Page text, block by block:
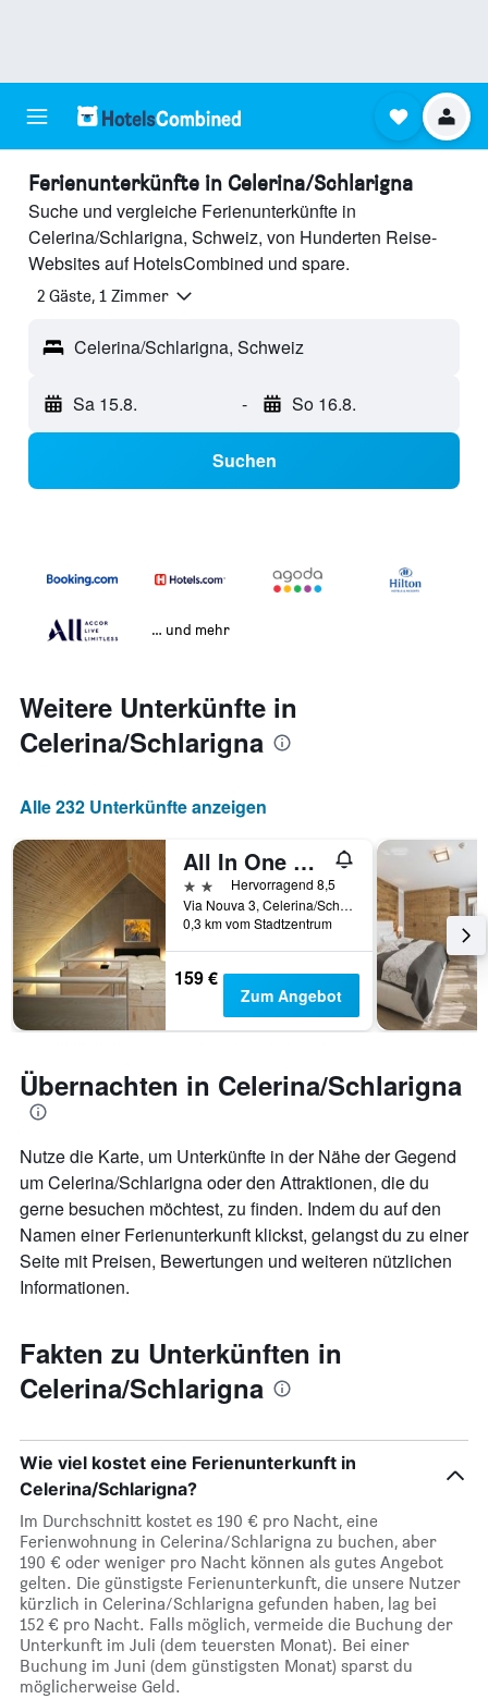
Ferienunterkünfte in Celerina/Schlarigna
Suche und vergleiche Ferienunterkünfte in
Celerina/Schlarigna, Schweiz, von Hunderten Reise-
Websites auf HotelsCombined und spare.
2 Gäste, 1 Zimmer
Celerina/Schlarigna, Schweiz
Sa 15.8. - So 16.8.
Suchen
… und mehr
Weitere Unterkünfte in
Celerina/Schlarigna
Alle 232 Unterkünfte anzeigen
All In One Hotel - Inn Lodge / Swiss Lodge
2 SterneHervorragend 8,5
Via Nouva 3, Celerina/Schlarigna, Graubünden, Schweiz
0,3 km vom Stadtzentrum
159 €
Zum Angebot
Übernachten in Celerina/Schlarigna
Nutze die Karte, um Unterkünfte in der Nähe der Gegend
um Celerina/Schlarigna oder den Attraktionen, die du
gerne besuchen möchtest, zu finden. Indem du auf den
Namen einer Ferienunterkunft klickst, gelangst du zu einer
Seite mit Preisen, Bewertungen und weiteren nützlichen
Informationen.
Fakten zu Unterkünften in
Celerina/Schlarigna
Wie viel kostet eine Ferienunterkunft in
Celerina/Schlarigna?
Im Durchschnitt kostet es 190 € pro Nacht, eine
Ferienwohnung in Celerina/Schlarigna zu buchen, aber
190 € oder weniger pro Nacht können als gutes Angebot
gelten. Die günstigste Ferienunterkunft, die unsere Nutzer
kürzlich in Celerina/Schlarigna gefunden haben, lag bei
152 € pro Nacht. Falls möglich, vermeide die Buchung der
Unterkunft im Juli (dem teuersten Monat). Bei einer
Buchung im Juni (dem günstigsten Monat) sparst du
möglicherweise Geld.